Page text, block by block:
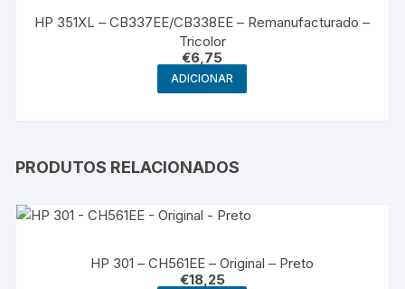
HP 351XL – CB337EE/CB338EE – Remanufacturado –
Tricolor
€6,75
ADICIONAR
PRODUTOS RELACIONADOS
HP 301 – CH561EE – Original – Preto
€18,25